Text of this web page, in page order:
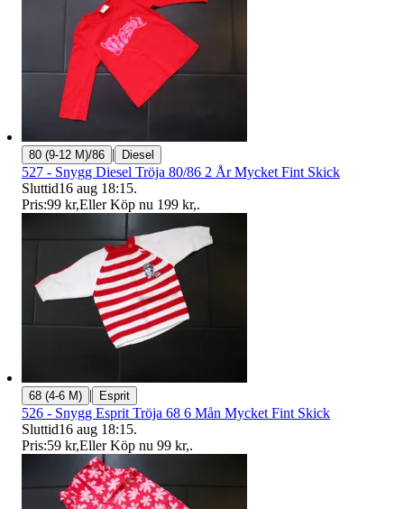
80 (9-12 M)/86 | Diesel
527 - Snygg Diesel Tröja 80/86 2 År Mycket Fint Skick
Sluttid16 aug 18:15.
Pris:99 kr,Eller Köp nu 199 kr,.
68 (4-6 M) | Esprit
526 - Snygg Esprit Tröja 68 6 Mån Mycket Fint Skick
Sluttid16 aug 18:15.
Pris:59 kr,Eller Köp nu 99 kr,.